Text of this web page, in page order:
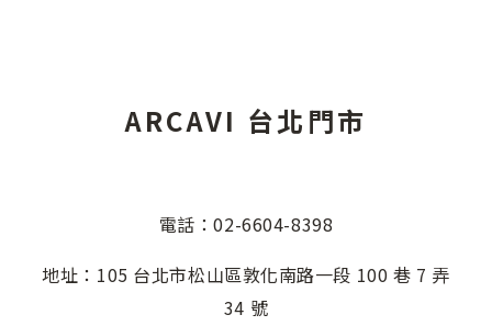
ARCAVI 台北門市
電話：02-6604-8398
地址：105 台北市松山區敦化南路一段 100 巷 7 弄
34 號